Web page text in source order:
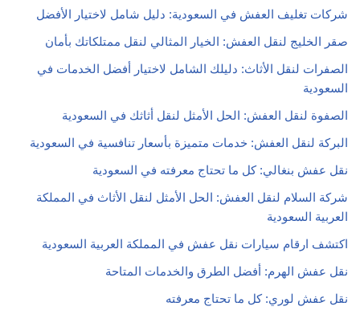
شركات تغليف العفش في السعودية: دليل شامل لاختيار الأفضل
صقر الخليج لنقل العفش: الخيار المثالي لنقل ممتلكاتك بأمان
الصفرات لنقل الأثاث: دليلك الشامل لاختيار أفضل الخدمات في
السعودية
الصفوة لنقل العفش: الحل الأمثل لنقل أثاثك في السعودية
البركة لنقل العفش: خدمات متميزة بأسعار تنافسية في السعودية
نقل عفش بنغالي: كل ما تحتاج معرفته في السعودية
شركة السلام لنقل العفش: الحل الأمثل لنقل الأثاث في المملكة
العربية السعودية
اكتشف ارقام سيارات نقل عفش في المملكة العربية السعودية
نقل عفش الهرم: أفضل الطرق والخدمات المتاحة
نقل عفش لوري: كل ما تحتاج معرفته